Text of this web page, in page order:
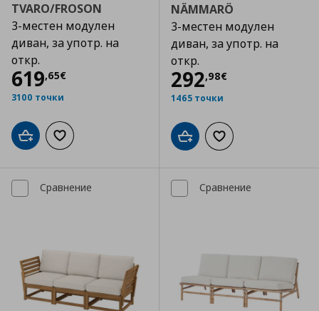
TVARO/FROSON
3-местен модулен
диван, за употр. на
откр.
619,65€
Цена
3100 точки
Добави в кошницата
Добави към списъка с любими
NÄMMARÖ
3-местен модулен
диван, за употр. на
откр.
292,98€
Цена
1465 точки
Добави в кошницата
Добави към
Сравнение Сравнение